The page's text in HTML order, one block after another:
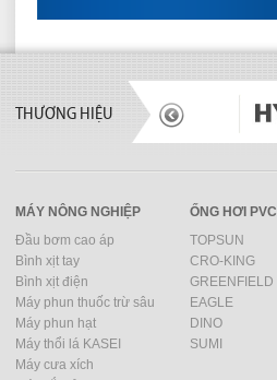
THƯƠNG HIỆU
MÁY NÔNG NGHIỆP
Đầu bơm cao áp
Bình xịt tay
Bình xịt điện
Máy phun thuốc trừ sâu
Máy phun hạt
Máy thổi lá KASEI
Máy cưa xích
ỐNG HƠI PVC
TOPSUN
CRO-KING
GREENFIELD
EAGLE
DINO
SUMI